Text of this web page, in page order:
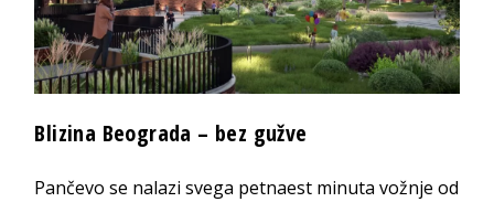
Blizina Beograda – bez gužve
Pančevo se nalazi svega petnaest minuta vožnje od